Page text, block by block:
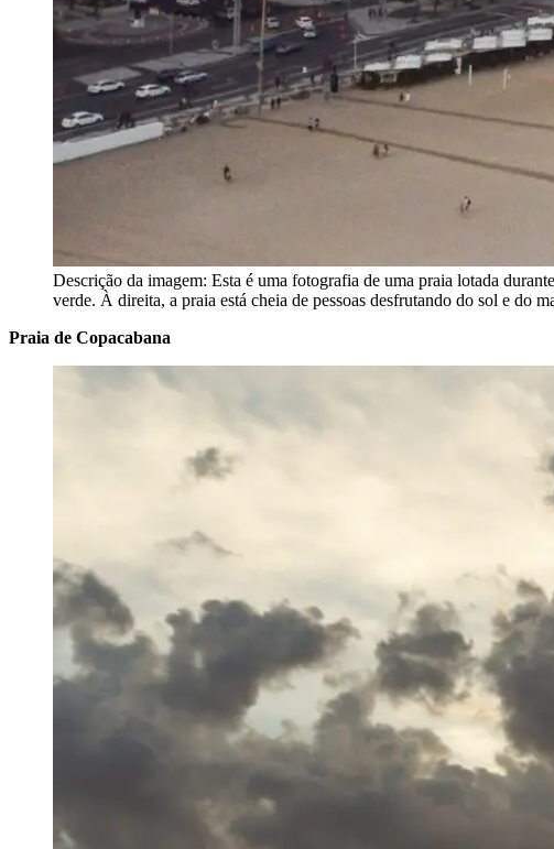
Descrição da imagem: Esta é uma fotografia de uma praia lotada
verde. À direita, a praia está cheia de pessoas desfrutando do sol e do
Praia de Copacabana